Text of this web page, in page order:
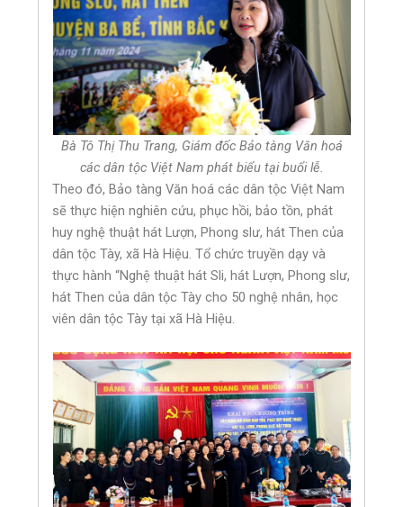
Bà Tô Thị Thu Trang, Giám đốc Bảo tàng Văn hoá
các dân tộc Việt Nam phát biểu tại buổi lễ.
Theo đó, Bảo tàng Văn hoá các dân tộc Việt Nam
sẽ thực hiện nghiên cứu, phục hồi, bảo tồn, phát
huy nghệ thuật hát Lượn, Phong slư, hát Then của
dân tộc Tày, xã Hà Hiệu. Tổ chức truyền dạy và
thực hành “Nghệ thuật hát Sli, hát Lượn, Phong slư,
hát Then của dân tộc Tày cho 50 nghệ nhân, học
viên dân tộc Tày tại xã Hà Hiệu.